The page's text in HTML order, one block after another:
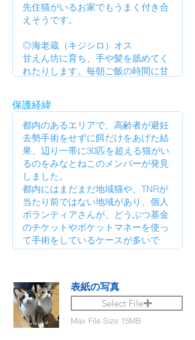
保護経緯
表紙の写真
Select File
Max File Size 15MB